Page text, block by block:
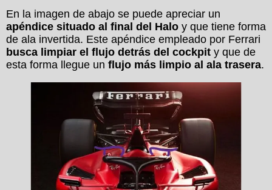
En la imagen de abajo se puede apreciar un
apéndice situado al final del Halo y que tiene forma
de ala invertida. Este apéndice empleado por Ferrari
busca limpiar el flujo detrás del cockpit y que de
esta forma llegue un flujo más limpio al ala trasera.